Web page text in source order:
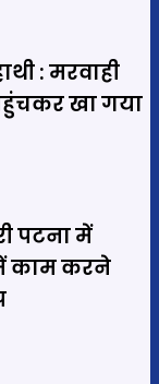
: मरवाही
खा गया
पटना में
काम करने